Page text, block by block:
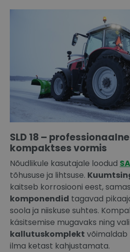
SLD 18 –
kompaktses vormis
Nõudlikule kasutajale loodud
tõhususe ja lihtsuse.
kaitseb korrosiooni eest,
komponendid tagavad
soola ja niiskuse suhtes.
käsitsemise mugavaks ning
kallutuskomplekt võimaldab
ilma ketast kahjustamata.